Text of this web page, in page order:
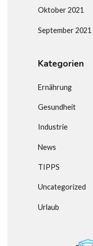
Oktober 2021
September 2021
Kategorien
Ernährung
Gesundheit
Industrie
News
TIPPS
Uncategorized
Urlaub